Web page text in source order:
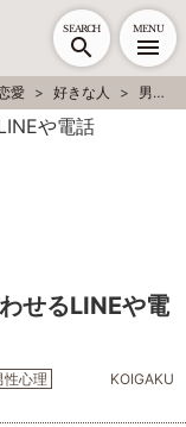
SEARCH MENU
愛 好きな人 男性心理
せるLINEや電
性心理
KOIGAKU